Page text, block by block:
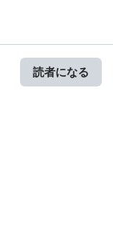
読者になる